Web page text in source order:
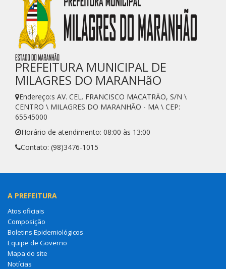
PREFEITURA MUNICIPAL DE
MILAGRES DO MARANHãO
Endereço:s AV. CEL. FRANCISCO MACATRÃO, S/N \
CENTRO \ MILAGRES DO MARANHÃO - MA \ CEP:
65545000
Horário de atendimento: 08:00 às 13:00
Contato: (98)3476-1015
A PREFEITURA
Atos oficiais
Composição
Boletins Epidemiológicos
Equipe de Governo
Mapa do site
Notícias